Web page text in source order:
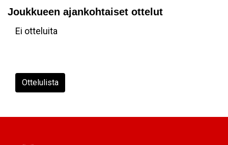
Joukkueen ajankohtaiset ottelut
Ei otteluita
Ottelulista